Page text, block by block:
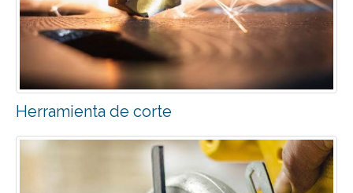
Herramienta de corte